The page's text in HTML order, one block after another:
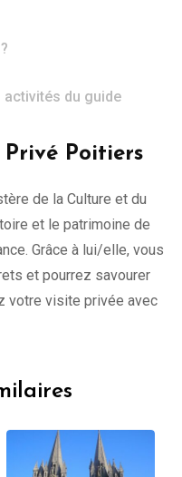
activités du guide
Poitiers
de la Culture et du
et le patrimoine de
Grâce à lui/elle, vous
et pourrez savourer
votre visite privée avec